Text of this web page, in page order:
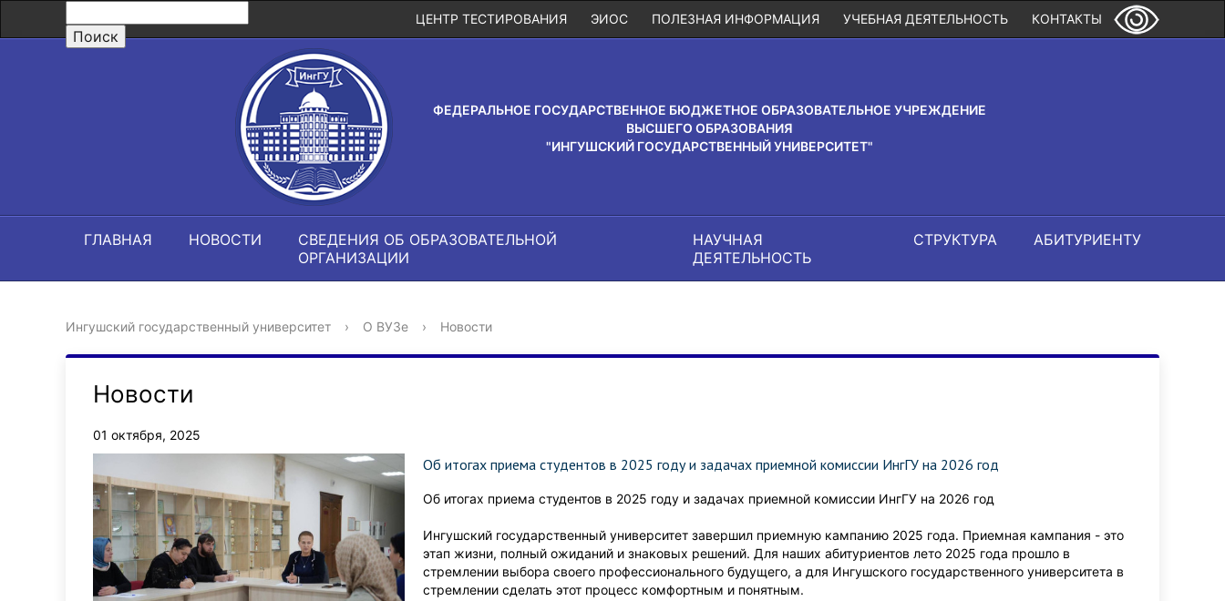
КОНТАКТЫ
УЧЕБНАЯ ДЕЯТЕЛЬНОСТЬ
ПОЛЕЗНАЯ ИНФОРМАЦИЯ
ЭИОС
ЦЕНТР ТЕСТИРОВАНИЯ
ФЕДЕРАЛЬНОЕ ГОСУДАРСТВЕННОЕ БЮДЖЕТНОЕ ОБРАЗОВАТЕЛЬНОЕ УЧРЕЖДЕНИЕ
ВЫСШЕГО ОБРАЗОВАНИЯ
"ИНГУШСКИЙ ГОСУДАРСТВЕННЫЙ УНИВЕРСИТЕТ"
ГЛАВНАЯ НОВОСТИ
СВЕДЕНИЯ ОБ ОБРАЗОВАТЕЛЬНОЙ
ОРГАНИЗАЦИИ
НАУЧНАЯ
ДЕЯТЕЛЬНОСТЬ
СТРУКТУРА АБИТУРИЕНТУ
Ингушский государственный университет › О ВУЗе › Новости
Новости
01 октября, 2025
Об итогах приема студентов в 2025 году и задачах приемной комиссии ИнгГУ на 2026 год
Об итогах приема студентов в 2025 году и задачах приемной комиссии ИнгГУ на 2026 год
Ингушский государственный университет завершил приемную кампанию 2025 года. Приемная кампания - это
этап жизни, полный ожиданий и знаковых решений. Для наших абитуриентов лето 2025 года прошло в
стремлении выбора своего профессионального будущего, а для Ингушского государственного университета в
стремлении сделать этот процесс комфортным и понятным.